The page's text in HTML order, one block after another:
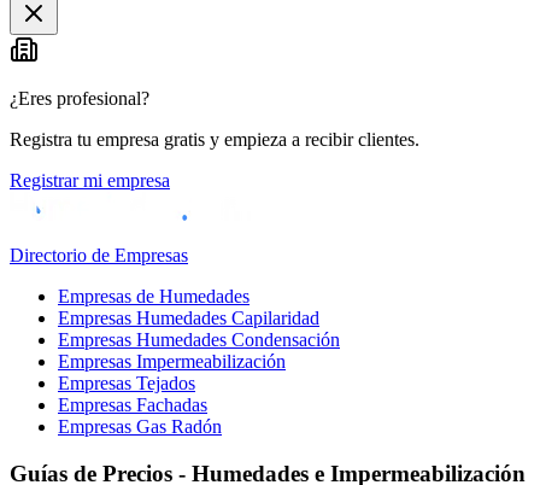
¿Eres profesional?
Registra tu empresa gratis y empieza a recibir clientes.
Registrar mi empresa
Directorio de Empresas
Empresas de Humedades
Empresas Humedades Capilaridad
Empresas Humedades Condensación
Empresas Impermeabilización
Empresas Tejados
Empresas Fachadas
Empresas Gas Radón
Guías de Precios - Humedades e Impermeabilización